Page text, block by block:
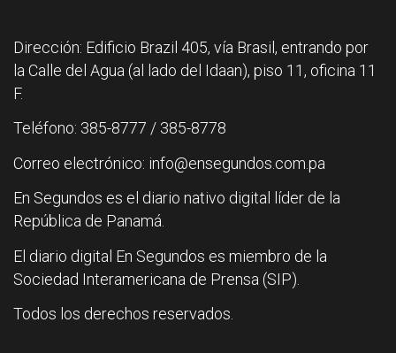
Dirección: Edificio Brazil 405, vía Brasil, entrando por
la Calle del Agua (al lado del Idaan), piso 11, oficina 11
F.
Teléfono: 385-8777 / 385-8778
Correo electrónico: info@ensegundos.com.pa
En Segundos es el diario nativo digital líder de la
República de Panamá.
El diario digital En Segundos es miembro de la
Sociedad Interamericana de Prensa (SIP).
Todos los derechos reservados.